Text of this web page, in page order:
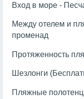
Вход в море -
Между отелем и
променад
Протяженность
Шезлонги
Пляжные